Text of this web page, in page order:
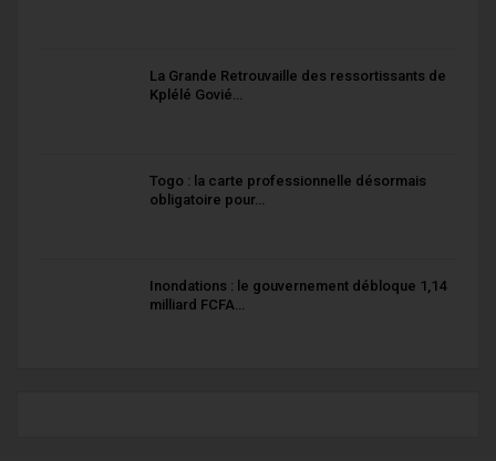
La Grande Retrouvaille des ressortissants de
Kplélé Govié…
Togo : la carte professionnelle désormais
obligatoire pour…
Inondations : le gouvernement débloque 1,14
milliard FCFA…